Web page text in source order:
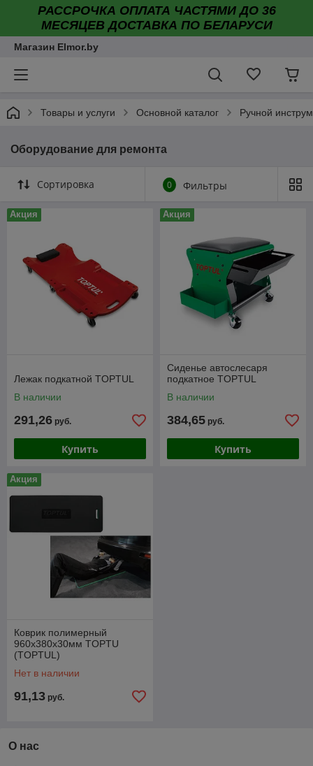
РАССРОЧКА ОПЛАТА ЧАСТЯМИ ДО 36
МЕСЯЦЕВ ДОСТАВКА ПО БЕЛАРУСИ
Магазин Elmor.by
Товары и услуги Основной каталог Ручной
Оборудование для ремонта
Сортировка 0 Фильтры
Акция
Лежак подкатной TOPTUL
В наличии
291,26 руб.
Купить
Акция
Сиденье автослесаря
подкатное TOPTUL
В наличии
384,65 руб.
Купить
Акция
Коврик полимерный
960x380x30мм TOPTU
(TOPTUL)
Нет в наличии
91,13 руб.
О нас